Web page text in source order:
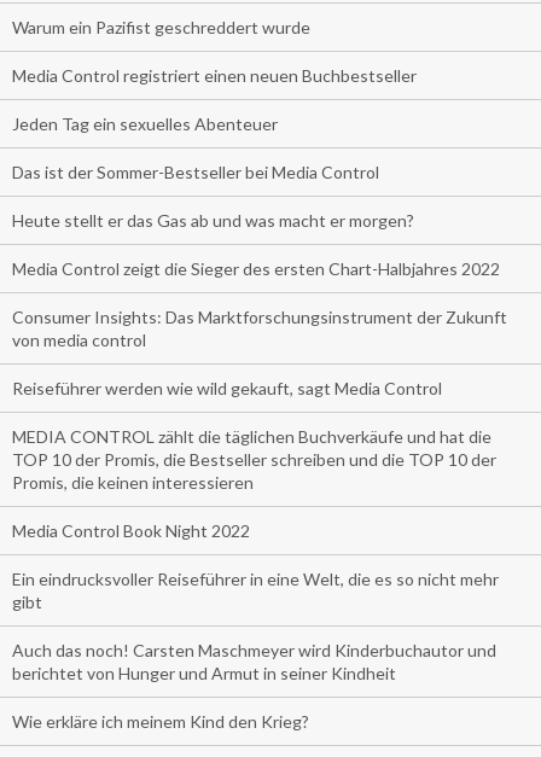
Warum ein Pazifist geschreddert wurde
Media Control registriert einen neuen Buchbestseller
Jeden Tag ein sexuelles Abenteuer
Das ist der Sommer-Bestseller bei Media Control
Heute stellt er das Gas ab und was macht er morgen?
Media Control zeigt die Sieger des ersten Chart-Halbjahres 2022
Consumer Insights: Das Marktforschungsinstrument der Zukunft
von media control
Reiseführer werden wie wild gekauft, sagt Media Control
MEDIA CONTROL zählt die täglichen Buchverkäufe und hat die
TOP 10 der Promis, die Bestseller schreiben und die TOP 10 der
Promis, die keinen interessieren
Media Control Book Night 2022
Ein eindrucksvoller Reiseführer in eine Welt, die es so nicht mehr
gibt
Auch das noch! Carsten Maschmeyer wird Kinderbuchautor und
berichtet von Hunger und Armut in seiner Kindheit
Wie erkläre ich meinem Kind den Krieg?